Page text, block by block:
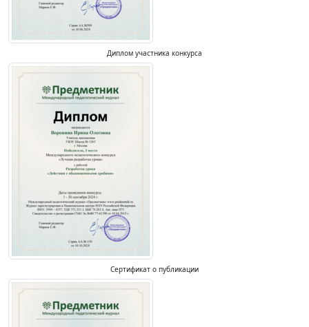
Диплом участника конкурса
Сертификат о публикации